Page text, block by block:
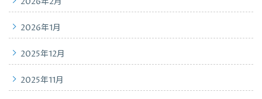
2026年1月
2025年12月
2025年11月